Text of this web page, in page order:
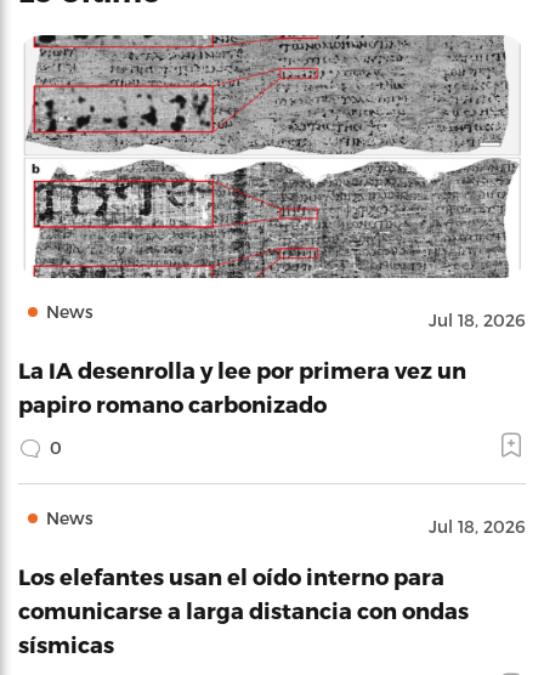
News Jul 18, 2026
La IA desenrolla y lee por primera vez un
papiro romano carbonizado
0
News Jul 18, 2026
Los elefantes usan el oído interno para
comunicarse a larga distancia con ondas
sísmicas